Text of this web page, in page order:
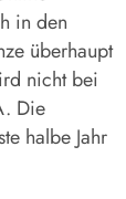
in den
überhaupt
nicht bei
Die
halbe Jahr